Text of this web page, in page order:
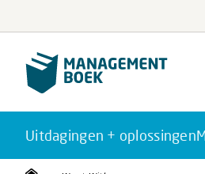
Uitdagingen + oplossingen